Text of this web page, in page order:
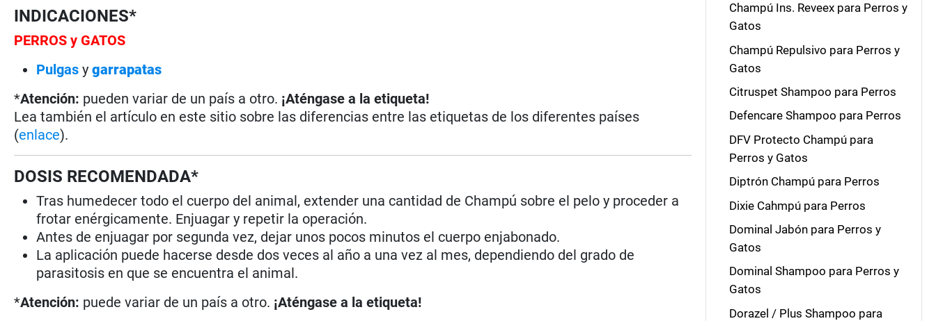
INDICACIONES*
PERROS y GATOS
Pulgas ygarrapatas
*Atención: pueden variar de un país a otro. ¡Aténgase a la etiqueta!
Lea también el artículo en este sitio sobre las diferencias entre las etiquetas de los diferentes países
(enlace).
DOSIS RECOMENDADA*
Tras humedecer todo el cuerpo del animal, extender una cantidad de Champú sobre el pelo y proceder a
frotar enérgicamente. Enjuagar y repetir la operación.
Antes de enjuagar por segunda vez, dejar unos pocos minutos el cuerpo enjabonado.
La aplicación puede hacerse desde dos veces al año a una vez al mes, dependiendo del grado de
parasitosis en que se encuentra el animal.
*Atención: puede variar de un país a otro. ¡Aténgase a la etiqueta!
Champú Ins. Reveex para Perros y
Gatos
Champú Repulsivo para Perros y
Gatos
Citruspet Shampoo para Perros
Defencare Shampoo para Perros
DFV Protecto Champú para
Perros y Gatos
Diptrón Champú para Perros
Dixie Cahmpú para Perros
Dominal Jabón para Perros y
Gatos
Dominal Shampoo para Perros y
Gatos
Dorazel / Plus Shampoo para